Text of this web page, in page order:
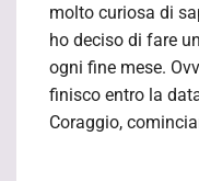
molto curiosa di
ho deciso di fare
ogni fine mese.
finisco entro la
Coraggio,